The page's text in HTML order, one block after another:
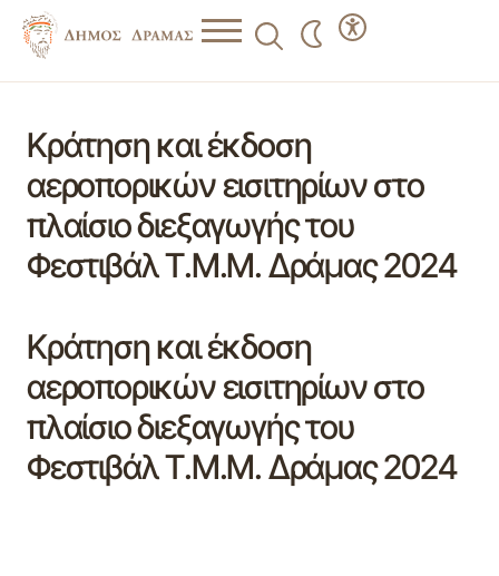
Κράτηση και έκδοση
αεροπορικών εισιτηρίων στο
πλαίσιο διεξαγωγής του
Φεστιβάλ Τ.Μ.Μ. Δράμας 2024
Κράτηση και έκδοση
αεροπορικών εισιτηρίων στο
πλαίσιο διεξαγωγής του
Φεστιβάλ Τ.Μ.Μ. Δράμας 2024